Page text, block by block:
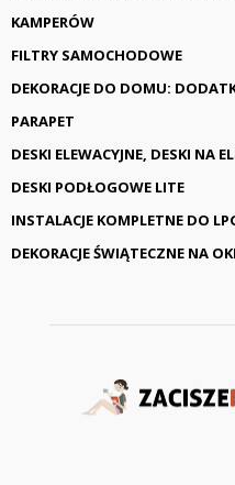
KAMPERÓW
FILTRY SAMOCHODOWE
DEKORACJE DO DOMU:
PARAPET
DESKI ELEWACYJNE, DESKI NA
DESKI PODŁOGOWE LITE
INSTALACJE KOMPLETNE DO
DEKORACJE ŚWIĄTECZNE NA